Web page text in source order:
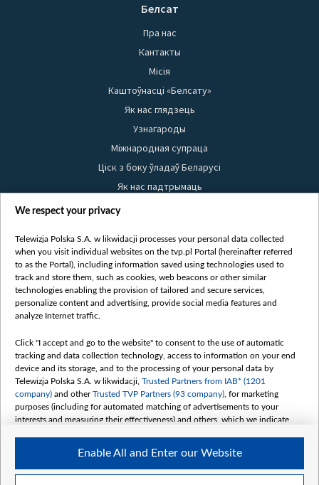
Белсат
Пра нас
Кантакты
Місія
Каштоўнасці «Белсату»
Як нас глядзець
Узнагароды
Міжнародная супраца
Ціск з боку ўладаў Беларусі
Як нас падтрымаць
Правілы выкарыстання матэрыялаў
Бяспека
Youtube
Белсат news
Белсат Shorts
Жэстачайшы мульт
Belsat English
Biełsat PL
Белсат Now
Белсат History
Белсат Music
Белсат Doc
We respect your privacy
Telewizja Polska S.A. w likwidacji processes your personal data collected
when you visit individual websites on the tvp.pl Portal (hereinafter referred
to as the Portal), including information saved using technologies used to
track and store them, such as cookies, web beacons or other similar
technologies enabling the provision of tailored and secure services,
personalize content and advertising, provide social media features and
analyze Internet traffic.
Click "I accept and go to the website" to consent to the use of automatic
tracking and data collection technology, access to information on your end
device and its storage, and to the processing of your personal data by
Telewizja Polska S.A. w likwidacji, Trusted Partners from IAB* (1201
company) and otherTrusted TVP Partners (93 company) , for marketing
purposes (including for automated matching of advertisements to your
interests and measuring their effectiveness) and others, which we indicate
The purposes of processing your data by TVP S.A. w likwidacji are as
follows:
Enable All and Enter our Website